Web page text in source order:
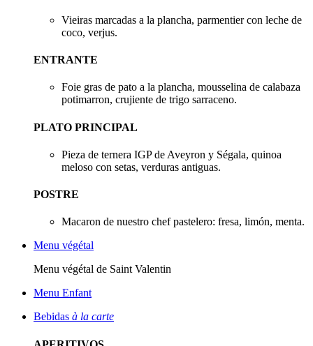
Vieiras marcadas a la plancha, parmentier con leche de
coco, verjus.
ENTRANTE
Foie gras de pato a la plancha, mousselina de calabaza
potimarron, crujiente de trigo sarraceno.
PLATO PRINCIPAL
Pieza de ternera IGP de Aveyron y Ségala, quinoa
meloso con setas, verduras antiguas.
POSTRE
Macaron de nuestro chef pastelero: fresa, limón, menta.
Menu végétal
Menu végétal de Saint Valentin
Menu Enfant
Bebidas à la carte